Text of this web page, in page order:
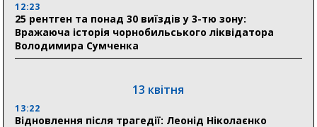
17:52
«Укрексімбанк» припиняє виплату пенсій: у
Пенсійному фонді Сумщини пояснили, що робити
людям
відзнаки «Почесного громадянина міста Суми»
12:23
25 рентген та понад 30 виїздів у 3-тю зону:
Вражаюча історія чорнобильського ліквідатора
Володимира Сумченка
13 квітня
13:22
Відновлення після трагедії: Леонід Ніколаєнко